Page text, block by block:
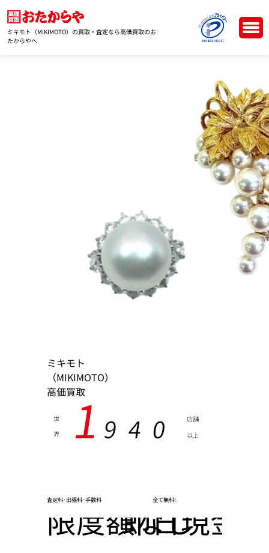
ミキモト（MIKIMOTO）の買取・査定なら高価買取のお
たからやへ
ミキモト
（MIKIMOTO）
高価買取
世
界
店舗
以上
1, 9 4 0
査定料･出張料･手数料 全て無料!
限度額なし
即日現金